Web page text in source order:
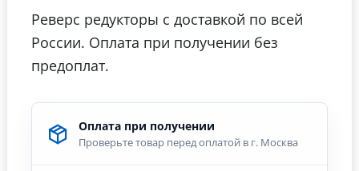
Реверс редукторы с доставкой по всей
России. Оплата при получении без
предоплат.
Оплата при получении
Проверьте товар перед оплатой в г. Москва